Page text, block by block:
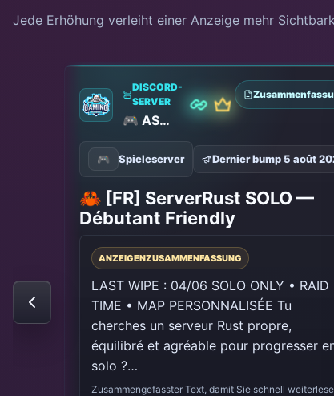
Jede Erhöhung verleiht einer Anzeige mehr
DISCORD-
SERVER
🎮 ASSO GAMING-ISEROIS🔥
PARTNER
PRÄMIE
🎮 Spieleserver Dernier bump 5 août
🦀 [FR] ServerRust SOLO —
Débutant Friendly
ANZEIGENZUSAMMENFASSUNG
LAST WIPE : 04/06 SOLO ONLY • RAID
TIME • MAP PERSONNALISÉE Tu
cherches un serveur Rust propre,
équilibré et agréable pour progresser
solo ?…
Zusammengefasster Text, damit Sie schnell